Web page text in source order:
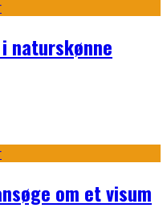
naturskønne
om et visum